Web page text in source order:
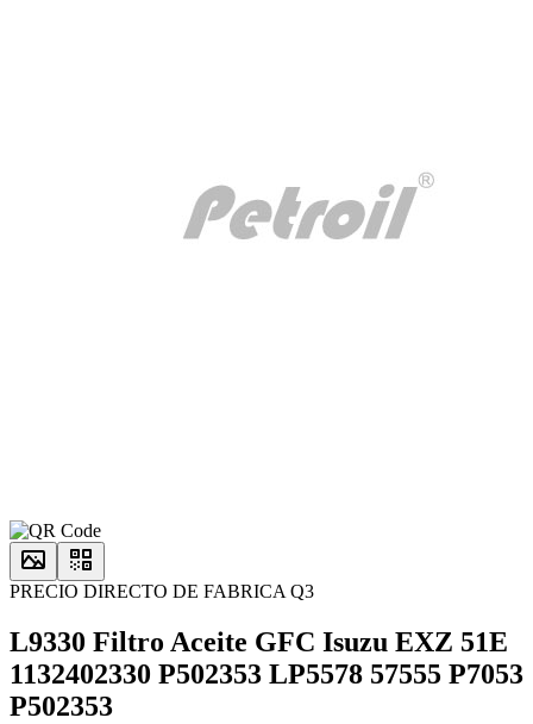
PRECIO DIRECTO DE FABRICA Q3
L9330 Filtro Aceite GFC Isuzu EXZ 51E
1132402330 P502353 LP5578 57555 P7053
P502353